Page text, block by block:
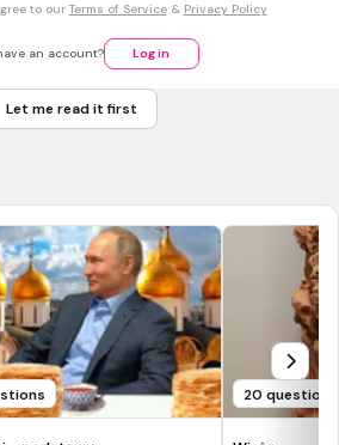
to our Terms of Service& Privacy Policy
an account? Log in
Let me read it first
20 questions